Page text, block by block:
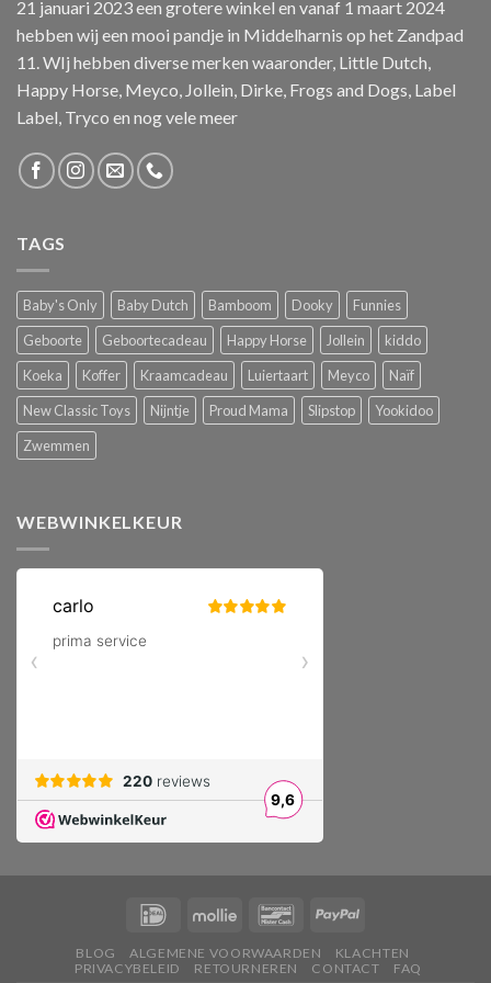
21 januari 2023 een grotere winkel en vanaf 1 maart 2024
hebben wij een mooi pandje in Middelharnis op het Zandpad
11. WIj hebben diverse merken waaronder, Little Dutch,
Happy Horse, Meyco, Jollein, Dirke, Frogs and Dogs, Label
Label, Tryco en nog vele meer
TAGS
Baby's Only Baby Dutch Bamboom Dooky
Funnies
Geboorte
Geboortecadeau Happy Horse Jollein
kiddo
Koeka
Koffer Kraamcadeau Luiertaart Meyco
Naïf
New Classic Toys
Nijntje Proud Mama Slipstop
Yookidoo
Zwemmen
WEBWINKELKEUR
BLOG ALGEMENE VOORWAARDEN
KLACHTEN
PRIVACYBELEID
RETOURNEREN CONTACT FAQ